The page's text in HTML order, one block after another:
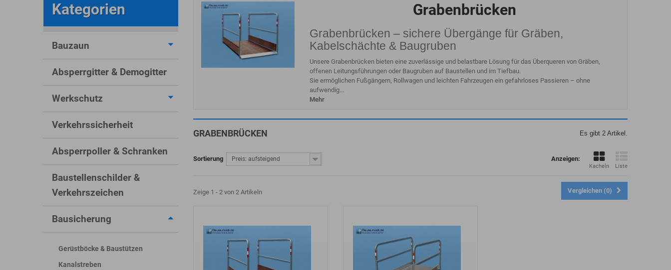
Kategorien
Bauzaun
Absperrgitter & Demogitter
Werkschutz
Verkehrssicherheit
Absperrpoller & Schranken
Baustellenschilder &
Verkehrszeichen
Bausicherung
Gerüstböcke & Baustützen
Kanalstreben
Grabenbrücken
Grabenbrücken – sichere Übergänge für Gräben,
Kabelschächte & Baugruben
Unsere Grabenbrücken bieten eine zuverlässige und belastbare Lösung für das Überqueren von Gräben,
offenen Leitungsführungen oder Baugruben auf Baustellen und im Tiefbau.
Sie ermöglichen Fußgängern, Rollwagen und leichten Fahrzeugen ein gefahrloses Passieren – ohne
aufwendig...
Mehr
GRABENBRÜCKEN Es gibt 2 Artikel.
Anzeigen:
Kacheln Liste
Sortierung Preis: aufsteigend
Vergleichen (0)
Zeige 1 - 2 von 2 Artikeln